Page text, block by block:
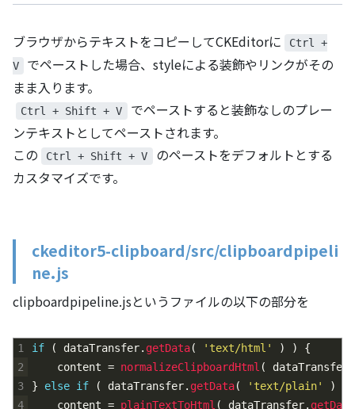
ブラウザからテキストをコピーしてCKEditorに
Ctrl +
V
でペーストした場合、styleによる装飾やリンクがその
まま入ります。
Ctrl + Shift + V
でペーストすると装飾なしのプレー
ンテキストとしてペーストされます。
この
Ctrl + Shift + V
のペーストをデフォルトとする
カスタマイズです。
ckeditor5-clipboard/src/clipboardpipeli
ne.js
clipboardpipeline.jsというファイルの以下の部分を
1
2
3
4
if ( dataTransfer. getData( 'text/html' ) )
{
content = normalizeClipboardHtml ( dataTransfer
}
else if ( dataTransfer. getData( 'text/plain' )
content = plainTextToHtml ( dataTransfer. getData